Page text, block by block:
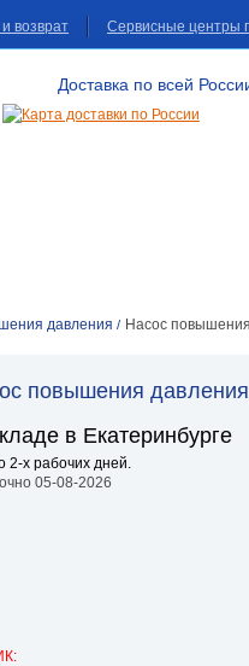
возврат Сервисные центры
Доставка по всей
давления / Насос
повышения давления
в Екатеринбурге
2-х рабочих дней.
05-08-2026